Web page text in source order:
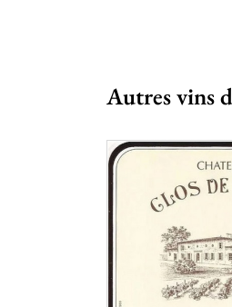
Autres vins